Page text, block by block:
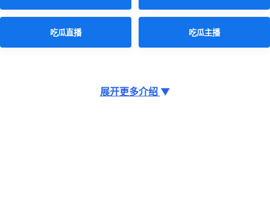
吃瓜直播 吃瓜主播
展开更多介绍 ▼